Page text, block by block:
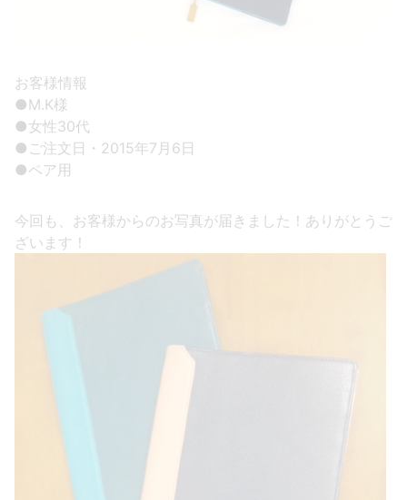
お客様情報
●M.K様
●女性30代
●ご注文日・2015年7月6日
●ペア用
今回も、お客様からのお写真が届きました！ありがとうご
ざいます！